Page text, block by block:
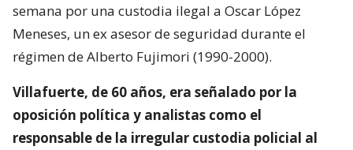
semana por una custodia ilegal a Oscar López
Meneses, un ex asesor de seguridad durante el
régimen de Alberto Fujimori (1990-2000).
Villafuerte, de 60 años, era señalado por la
oposición política y analistas como el
responsable de la irregular custodia policial al